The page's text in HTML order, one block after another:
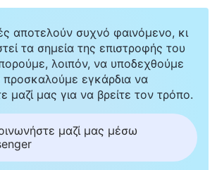
αποτελούν συχνό φαινόμενο, κι
τα σημεία της επιστροφής του
λοιπόν, να υποδεχθούμε
προσκαλούμε εγκάρδια να
μαζί μας για να βρείτε τον τρόπο.
μαζί μας μέσω